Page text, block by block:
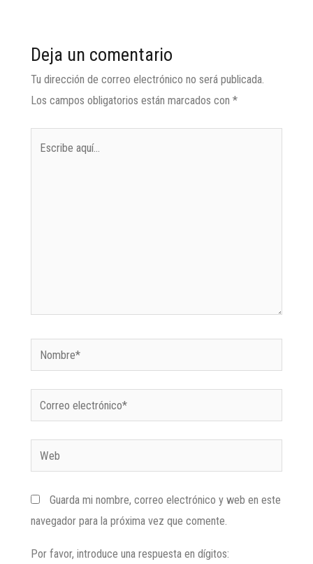
Deja un comentario
Tu dirección de correo electrónico no será publicada.
Los campos obligatorios están marcados con *
Guarda mi nombre, correo electrónico y web en este
navegador para la próxima vez que comente.
Por favor, introduce una respuesta en dígitos: